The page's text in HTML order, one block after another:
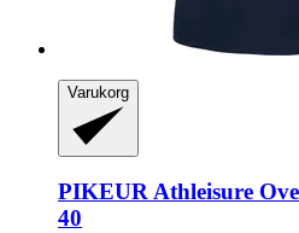
Varukorg
PIKEURAthleisure
40